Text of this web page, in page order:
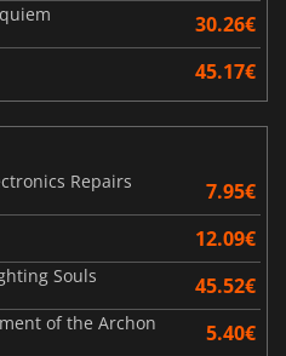
30.26€
45.17€
Repairs
7.95€
12.09€
Souls 45.52€
of the Archon 5.40€